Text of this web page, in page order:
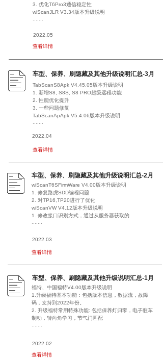
3. 优化T6Pro3通信稳定性
wiScanJLR V3.34版本升级说明
2022.05
查看详情
车型、保养、刷隐藏及其他升级说明汇总-3月
TabScanS8Apk V4.45.05版本升级说明
1. 新增S8, S8S, S8 PRO超级远程功能
2. 性能优化提升
3. 一些问题修复
TabScanApApk V5.4.06版本升级说明
2022.04
查看详情
车型、保养、刷隐藏及其他升级说明汇总-2月
wiScanT6SFirmWare V4.00版本升级说明
1. 修复路虎SDD编程问题
2. 对TP16,TP20进行了优化
wiScanVW V4.12版本升级说明
1. 修改接口识别方式，通过从服务器获取的
2022.03
查看详情
车型、保养、刷隐藏及其他升级说明汇总-1月
福特、中国福特V4.00版本升级说明
1.升级福特基本功能：包括版本信息，数据流，故障
码，支持到2022年份。
2. 升级福特常用特殊功能: 包括保养灯归零，电子驻车
制动，转向角学习，节气门匹配
2022.02
查看详情